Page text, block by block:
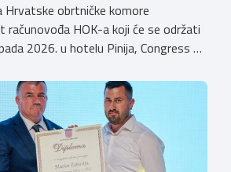
Hrvatske obrtničke komore
računovođa HOK-a koji će se održati
2026. u hotelu Pinija, Congress &
listopada 2026. u
uvodno predavanje i pozdrav
24. listopada, održavat će se
radionice te okrugli stolovi na